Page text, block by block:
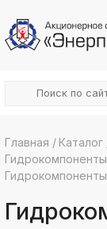
k
Главная / Каталог
Гидрокомпоненты